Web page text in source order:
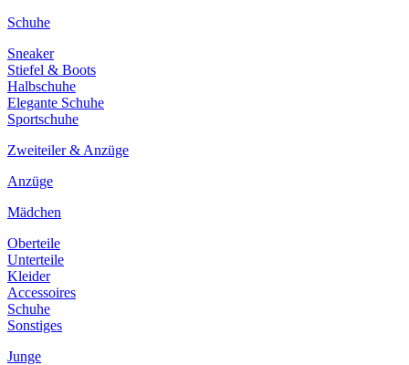
Schuhe
Sneaker
Stiefel & Boots
Halbschuhe
Elegante Schuhe
Sportschuhe
Zweiteiler & Anzüge
Anzüge
Mädchen
Oberteile
Unterteile
Kleider
Accessoires
Schuhe
Sonstiges
Junge